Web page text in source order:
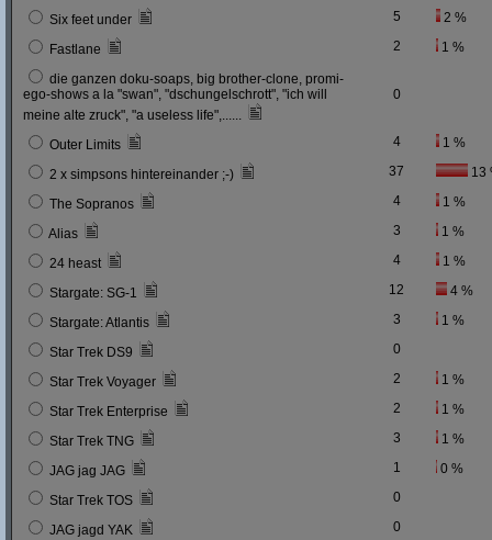
Six feet under 5 2 %
Fastlane 2 1 %
die ganzen doku-soaps, big brother-clone, promi-
ego-shows a la "swan", "dschungelschrott", "ich will
meine alte zruck", "a useless life",......
0
Outer Limits 4 1 %
2 x simpsons hintereinander ;-) 37 13
The Sopranos 4 1 %
Alias 3 1 %
24 heast 4 1 %
Stargate: SG-1 12 4 %
Stargate: Atlantis 3 1 %
Star Trek DS9 0
Star Trek Voyager 2 1 %
Star Trek Enterprise 2 1 %
Star Trek TNG 3 1 %
JAG jag JAG 1 0 %
Star Trek TOS 0
JAG jagd YAK 0